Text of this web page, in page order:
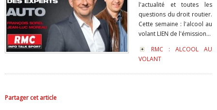
l'actualité et toutes les
questions du droit routier.
Cette semaine : l'alcool au
volant LIEN de l'émission...
RMC : ALCOOL AU
VOLANT
Partager cet article